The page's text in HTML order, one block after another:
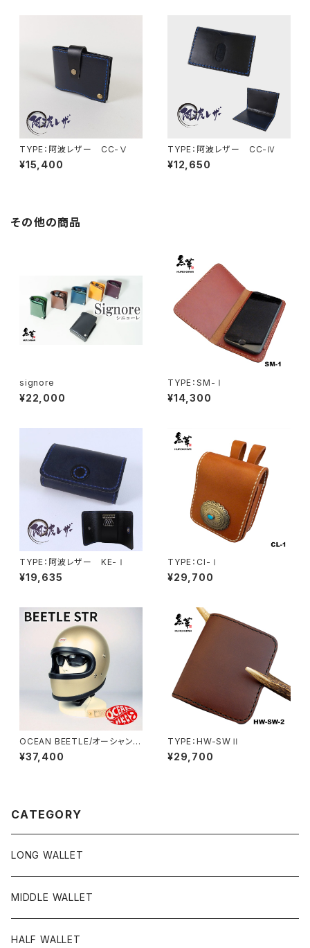
TYPE：阿波レザー CC-Ⅴ
¥15,400
TYPE：阿波レザー CC-Ⅳ
¥12,650
その他の商品
signore
¥22,000
TYPE：SM-Ⅰ
¥14,300
TYPE：阿波レザー KE-Ⅰ
¥19,635
TYPE：CI-Ⅰ
¥29,700
OCEAN BEETLE/オーシャンビ
ートル/STR/エスティアール//ビ
ートル/シャンパンゴールド/ヘル
¥37,400
TYPE：HW-SWⅡ
¥29,700
CATEGORY
LONG WALLET
MIDDLE WALLET
HALF WALLET